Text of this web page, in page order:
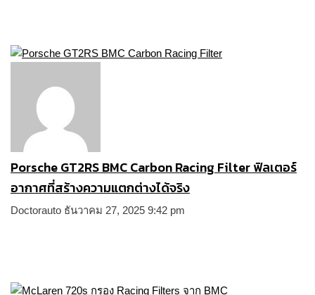
Porsche GT2RS BMC Carbon Racing Filter ฟิลเตอร์
อากาศที่สร้างความแตกต่างได้จริง
Doctorauto ธันวาคม 27, 2025 9:42 pm